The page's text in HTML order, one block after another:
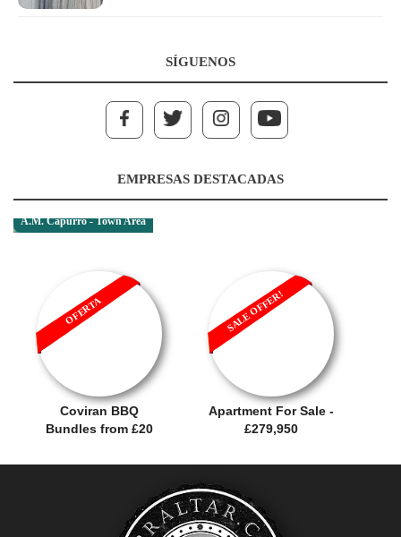
SÍGUENOS
EMPRESAS DESTACADAS
A.M. Capurro - Town Area
Coviran BBQ
Bundles from £20
OFERTA
Apartment For Sale -
£279,950
SALE OFFER!